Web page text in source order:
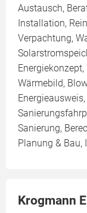
Austausch,
Installation,
Verpachtung,
Wärmebild,
Sanierung,
Planung & Bau,
Krogmann